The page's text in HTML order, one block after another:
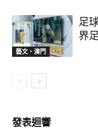
藝文‧澳門
足
界
發表迴響